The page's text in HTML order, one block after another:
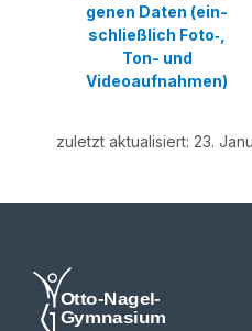
ge­nen Daten (ein­
schließ­lich Foto‑,
Ton- und
Videoaufnahmen)
zuletzt aktua­li­siert: 23.